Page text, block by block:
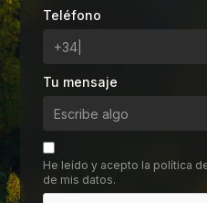
Teléfono
Tu mensaje
He leído y acepto la política
de mis datos.